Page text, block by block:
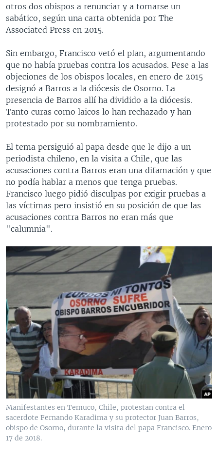
otros dos obispos a renunciar y a tomarse un
sabático, según una carta obtenida por The
Associated Press en 2015.
Sin embargo, Francisco vetó el plan, argumentando
que no había pruebas contra los acusados. Pese a las
objeciones de los obispos locales, en enero de 2015
designó a Barros a la diócesis de Osorno. La
presencia de Barros allí ha dividido a la diócesis.
Tanto curas como laicos lo han rechazado y han
protestado por su nombramiento.
El tema persiguió al papa desde que le dijo a un
periodista chileno, en la visita a Chile, que las
acusaciones contra Barros eran una difamación y que
no podía hablar a menos que tenga pruebas.
Francisco luego pidió disculpas por exigir pruebas a
las víctimas pero insistió en su posición de que las
acusaciones contra Barros no eran más que
"calumnia".
Manifestantes en Temuco, Chile, protestan contra el
sacerdote Fernando Karadima y su protector Juan Barros,
obispo de Osorno, durante la visita del papa Francisco. Enero
17 de 2018.